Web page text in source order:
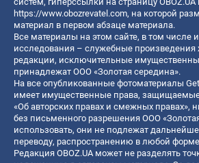
https://www.obozrevatel.com, на которой
материал в первом абзаце материала.
Все материалы на этом сайте, в том числе
исследования – служебные произведения
редакции, исключительные
принадлежат ООО «Золотая середина».
На все опубликованные фотоматериалы
имеет имущественные права,
«Об авторских правах и смежных правах»,
без письменного разрешения ООО
использовать, они не подлежат
переводу, распространению в любой
Редакция OBOZ.UA может не разделять